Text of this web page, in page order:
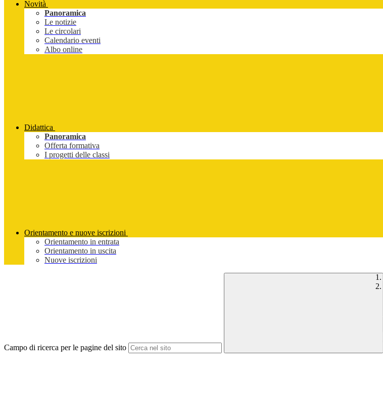
Novità
Panoramica
Le notizie
Le circolari
Calendario eventi
Albo online
Didattica
Panoramica
Offerta formativa
I progetti delle classi
Orientamento e nuove iscrizioni
Orientamento in entrata
Orientamento in uscita
Nuove iscrizioni
Campo di ricerca per le pagine del sito